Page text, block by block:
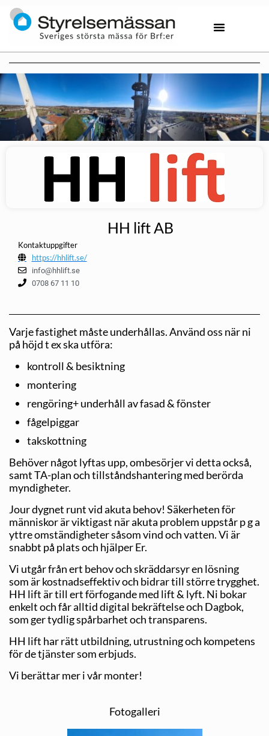
HH lift AB
Kontaktuppgifter
https://hhlift.se/
info@hhlift.se
0708 67 11 10
Varje fastighet måste underhållas. Använd oss när ni
på höjd t ex ska utföra:
kontroll & besiktning
montering
rengöring+ underhåll av fasad & fönster
fågelpiggar
takskottning
Behöver något lyftas upp, ombesörjer vi detta också,
samt TA-plan och tillståndshantering med berörda
myndigheter.
Jour dygnet runt vid akuta behov! Säkerheten för
människor är viktigast när akuta problem uppstår p g a
yttre omständigheter såsom vind och vatten. Vi är
snabbt på plats och hjälper Er.
Vi utgår från ert behov och skräddarsyr en lösning
som är kostnadseffektiv och bidrar till större trygghet.
HH lift är till ert förfogande med lift & lyft. Ni bokar
enkelt och får alltid digital bekräftelse och Dagbok,
som ger tydlig spårbarhet och transparens.
HH lift har rätt utbildning, utrustning och kompetens
för de tjänster som erbjuds.
Vi berättar mer i vår monter!
Fotogalleri